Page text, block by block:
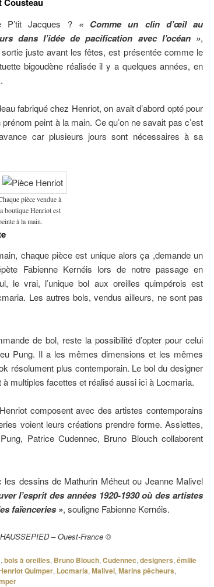
P’tit Jacques ? « Comme un clin d’œil au
dans l’idée de pacification avec l’océan »,
juste avant les fêtes, est présentée comme le
bigoudène réalisée il y a quelques années, en
fabriqué chez Henriot, on avait d’abord opté pour
peint à la main. Ce qu’on ne savait pas c’est
car plusieurs jours sont nécessaires à sa
pièce vendue à
boutique Henriot est
à la main.
chaque pièce est unique alors ça ,demande un
Fabienne Kernéis lors de notre passage en
le vrai, l’unique bol aux oreilles quimpérois est
Les autres bols, vendus ailleurs, ne sont pas
de bol, reste la possibilité d’opter pour celui
Pung. Il a les mêmes dimensions et les mêmes
résolument plus contemporain. Le bol du designer
à multiples facettes et réalisé aussi ici à Locmaria.
composent avec des artistes contemporains
voient leurs créations prendre forme. Assiettes,
Patrice Cudennec, Bruno Blouch collaborent
dessins de Mathurin Méheut ou Jeanne Malivel
l’esprit des années 1920-1930 où des artistes
faïenceries », souligne Fabienne Kernéis.
– Ouest-France ©
, bols à oreilles, Bruno Blouch, Cudennec, designers, émilie
Quimper, Locmaria, Malivel, Marins pêcheurs,